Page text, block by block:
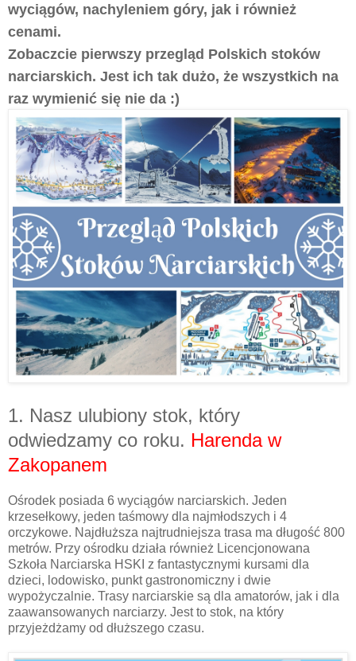
wyciągów, nachyleniem góry, jak i również
cenami.
Zobaczcie pierwszy przegląd Polskich stoków
narciarskich. Jest ich tak dużo, że wszystkich na
raz wymienić się nie da :)
1. Nasz ulubiony stok, który
odwiedzamy co roku. Harenda w
Zakopanem
Ośrodek posiada 6 wyciągów narciarskich. Jeden
krzesełkowy, jeden taśmowy dla najmłodszych i 4
orczykowe. Najdłuższa najtrudniejsza trasa ma długość 800
metrów. Przy ośrodku działa również Licencjonowana
Szkoła Narciarska HSKI z fantastycznymi kursami dla
dzieci, lodowisko, punkt gastronomiczny i dwie
wypożyczalnie. Trasy narciarskie są dla amatorów, jak i dla
zaawansowanych narciarzy. Jest to stok, na który
przyjeżdżamy od dłuższego czasu.